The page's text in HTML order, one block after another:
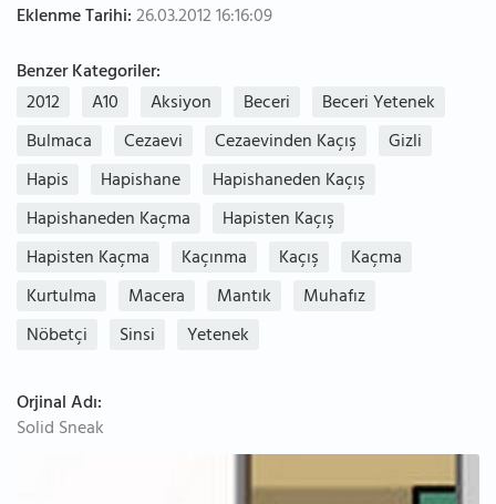
Eklenme Tarihi:26.03.2012 16:16:09
Benzer Kategoriler:
2012
A10 Aksiyon Beceri
Beceri Yetenek
Bulmaca
Cezaevi Cezaevinden Kaçış
Gizli
Hapis
Hapishane
Hapishaneden Kaçış
Hapishaneden Kaçma
Hapisten Kaçış
Hapisten Kaçma
Kaçınma Kaçış
Kaçma
Kurtulma
Macera Mantık
Muhafız
Nöbetçi
Sinsi Yetenek
Orjinal Adı:
Solid Sneak